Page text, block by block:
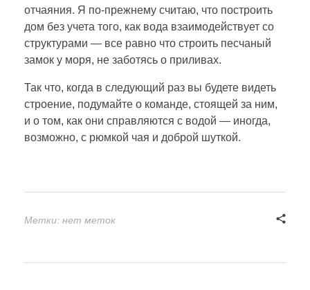
отчаяния. Я по-прежнему считаю, что построить
дом без учета того, как вода взаимодействует со
структурами — все равно что строить песчаный
замок у моря, не заботясь о приливах.
Так что, когда в следующий раз вы будете видеть
строение, подумайте о команде, стоящей за ним,
и о том, как они справляются с водой — иногда,
возможно, с рюмкой чая и доброй шуткой.
Метки: нет меток